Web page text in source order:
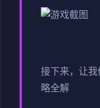
接下来，让
略全解